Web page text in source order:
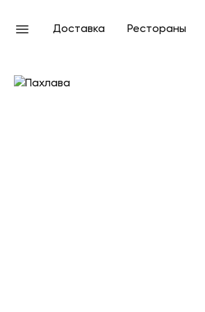
Доставка Рестораны